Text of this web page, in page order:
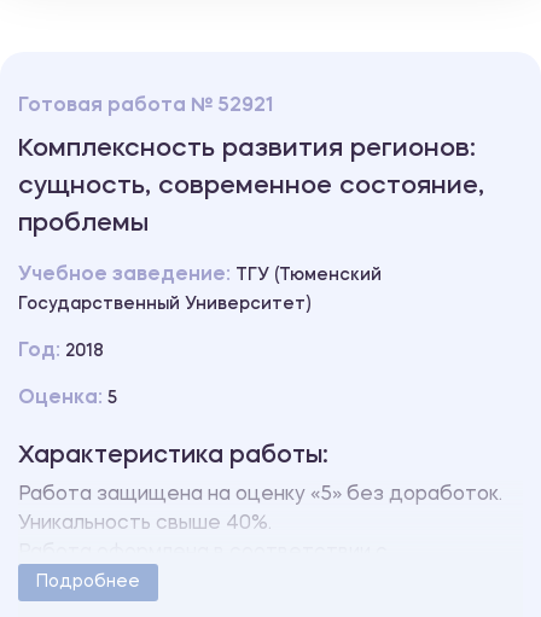
Готовая работа № 52921
Комплексность развития регионов:
сущность, современное состояние,
проблемы
Учебное заведение:
ТГУ (Тюменский
Государственный Университет)
Год: 2018
Оценка: 5
Характеристика работы:
Работа защищена на оценку «5» без доработок.
Уникальность свыше 40%.
методическими указаниями учебного заведения.
Подробнее